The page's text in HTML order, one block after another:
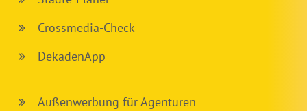
Crossmedia-Check
DekadenApp
Außenwerbung für Agenturen